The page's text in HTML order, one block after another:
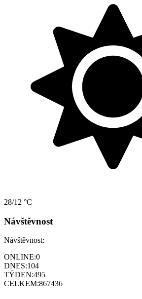
28/12 °C
Návštěvnost
Návštěvnost:
ONLINE:0
DNES:104
TÝDEN:495
CELKEM:867436